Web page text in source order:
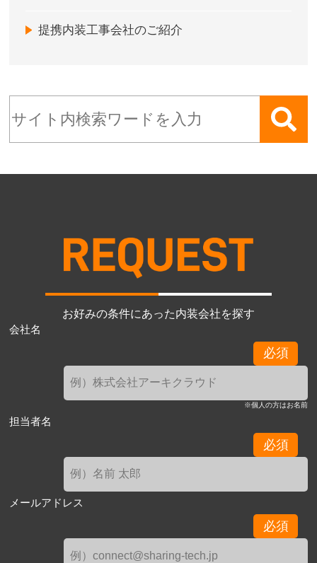
提携内装工事会社のご紹介
お好みの条件にあった内装会社を探す
会社名
必須
※個人の方はお名前
担当者名
必須
メールアドレス
必須